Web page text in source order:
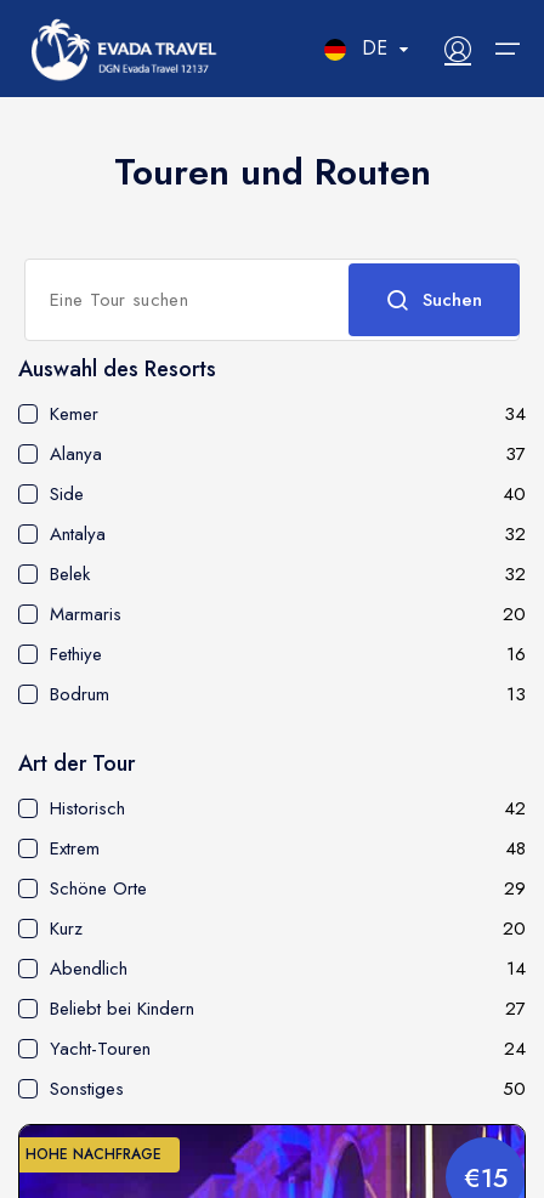
Ausflüge
Transfer
Yachten
VIP-Touren
Blog
Über uns
Bewertungen
Kontakte
Buchungsregeln
DE
EN
Touren und Routen
Suchen
Auswahl des Resorts
Kemer
34
Alanya
37
Side
40
Antalya
32
Belek
32
Marmaris
20
Fethiye
16
Bodrum
13
Art der Tour
Historisch
42
Extrem
48
Schöne Orte
29
Kurz
20
Abendlich
14
Beliebt bei Kindern
27
Yacht-Touren
24
Sonstiges
50
€15
HOHE NACHFRAGE
др.
Морская прогулка
На лошадях